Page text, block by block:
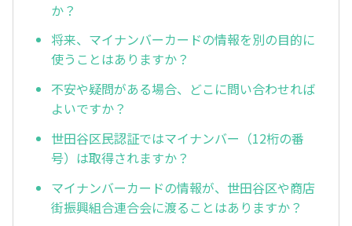
か？
将来、マイナンバーカードの情報を別の目的に
使うことはありますか？
不安や疑問がある場合、どこに問い合わせれば
よいですか？
世田谷区民認証ではマイナンバー（12桁の番
号）は取得されますか？
マイナンバーカードの情報が、世田谷区や商店
街振興組合連合会に渡ることはありますか？